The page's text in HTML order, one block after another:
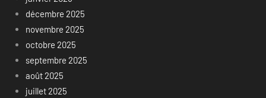
décembre 2025
novembre 2025
octobre 2025
septembre 2025
août 2025
juillet 2025